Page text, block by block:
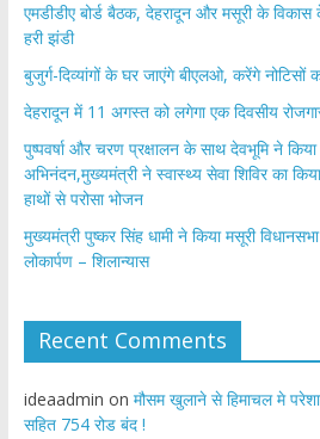
एमडीडीए बोर्ड बैठक, देहरादून और मसूरी के विकास
हरी झंडी
बुजुर्ग-दिव्यांगों के घर जाएंगे बीएलओ, करेंगे नोटिसों
​देहरादून में 11 अगस्त को लगेगा एक दिवसीय
पुष्पवर्षा और चरण प्रक्षालन के साथ देवभूमि ने
अभिनंदन,मुख्यमंत्री ने स्वास्थ्य सेवा शिविर का
हाथों से परोसा भोजन
मुख्यमंत्री पुष्कर सिंह धामी ने किया मसूरी
लोकार्पण – शिलान्यास
Recent Comments
ideaadmin on मौसम खुलाने से हिमाचल मे
सहित 754 रोड बंद !